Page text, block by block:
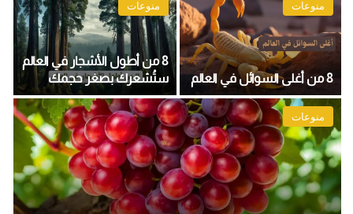
منوعات
منوعات
8 من أغلى السوائل في العالم
منوعات
8 من أطول الأشجار في العالم
ستُشعرك بصغر حجمك